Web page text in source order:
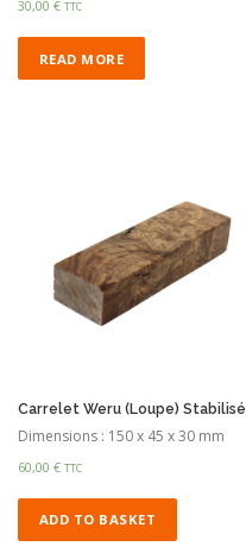
30,00 € TTC
READ MORE
Carrelet Weru (Loupe) Stabilisé
Dimensions : 150 x 45 x 30 mm
60,00 € TTC
ADD TO BASKET